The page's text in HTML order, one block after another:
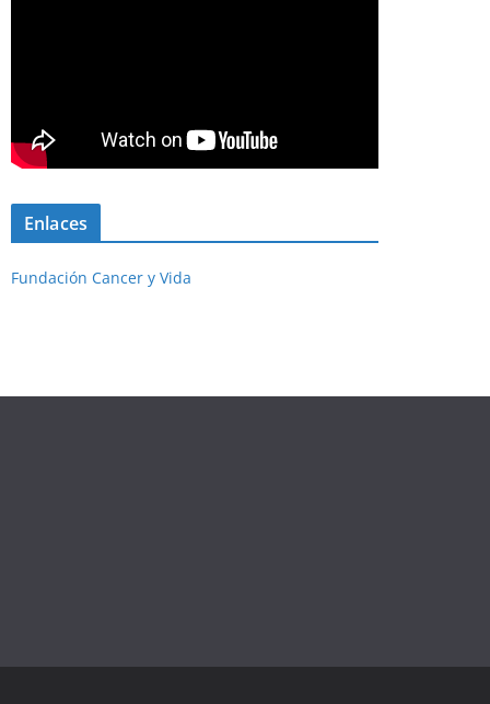
Enlaces
Fundación Cancer y Vida